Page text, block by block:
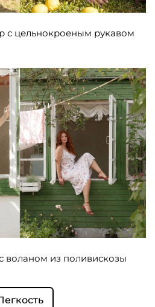
с цельнокроеным рукавом
воланом из поливискозы